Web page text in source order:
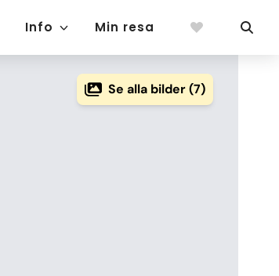
Info Min resa
Se alla bilder (7)